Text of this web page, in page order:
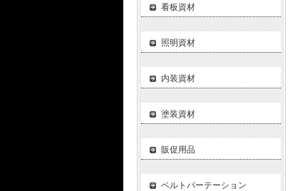
看板資材
照明資材
内装資材
塗装資材
販促用品
ベルトパーテーション